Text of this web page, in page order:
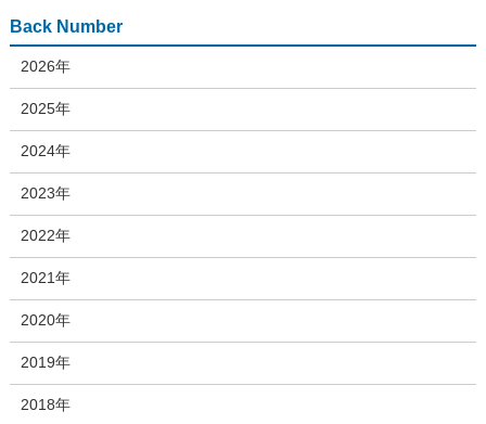
Back Number
2026年
2025年
2024年
2023年
2022年
2021年
2020年
2019年
2018年